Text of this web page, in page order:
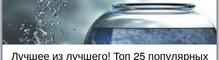
Лучшее из лучшего! Топ 25 популярных